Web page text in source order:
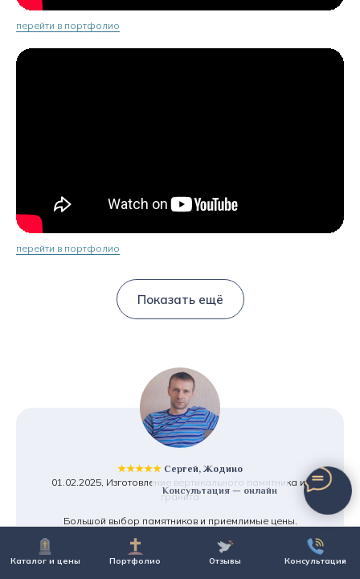
Каталог и цены Портфолио Отзывы Консультация
Консультация — онлайн
перейти в портфолио
перейти в портфолио
Показать ещё
★★★★★ Сергей, Жодино
01.02.2025, Изготовление вертикального памятника из
гранита
Большой выбор памятников и приемлимые цены.
И что для меня важно - хранение памятника бесплатно,
т.к. установку планирую только в августе. Смело